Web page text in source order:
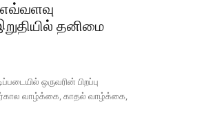
எவ்வளவு
தனிமை
ஒருவரின் பிறப்பு
வாழ்க்கை, காதல் வாழ்க்கை,